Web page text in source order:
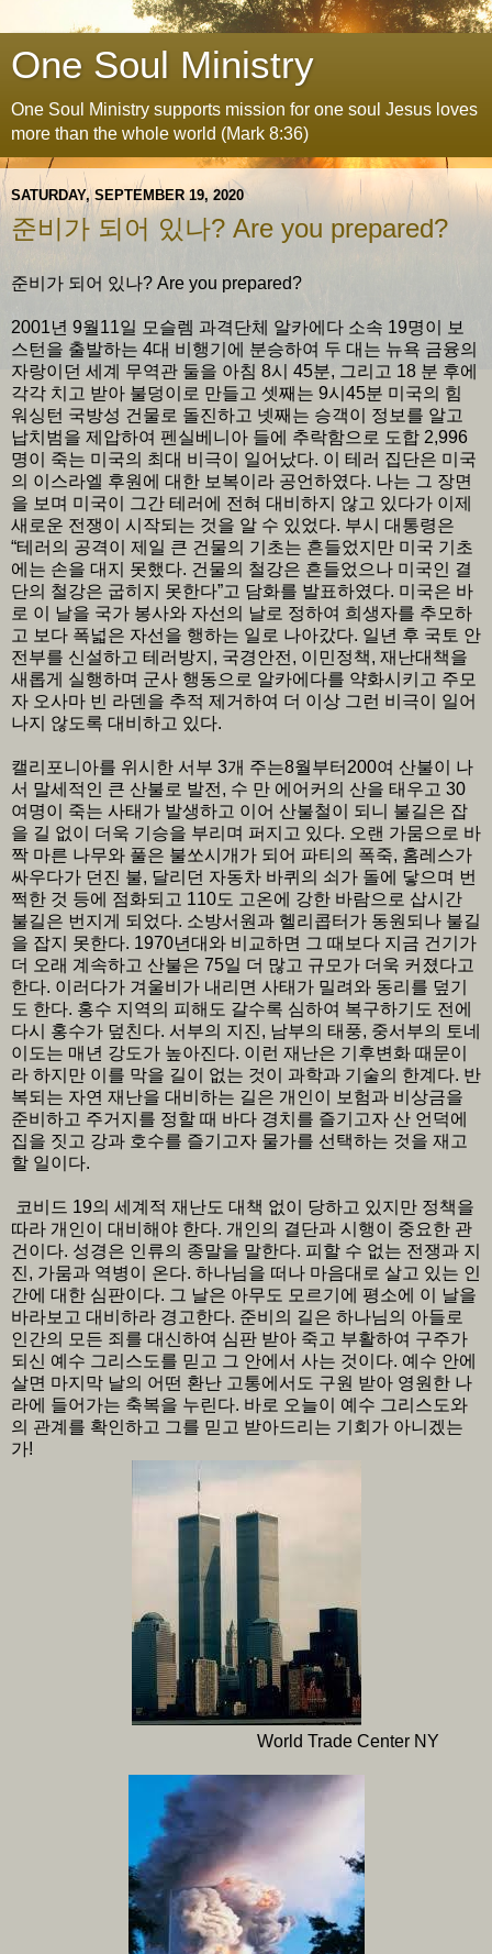
One Soul Ministry
One Soul Ministry supports mission for one soul Jesus loves
more than the whole world (Mark 8:36)
SATURDAY, SEPTEMBER 19, 2020
준비가 되어 있나? Are you prepared?
준비가 되어 있나? Are you prepared?
2001년 9월11일 모슬렘 과격단체 알카에다 소속 19명이 보
스턴을 출발하는 4대 비행기에 분승하여 두 대는 뉴욕 금융의
자랑이던 세계 무역관 둘을 아침 8시 45분, 그리고 18 분 후에
각각 치고 받아 불덩이로 만들고 셋째는 9시45분 미국의 힘
워싱턴 국방성 건물로 돌진하고 넷째는 승객이 정보를 알고
납치범을 제압하여 펜실베니아 들에 추락함으로 도합 2,996
명이 죽는 미국의 최대 비극이 일어났다. 이 테러 집단은 미국
의 이스라엘 후원에 대한 보복이라 공언하였다. 나는 그 장면
을 보며 미국이 그간 테러에 전혀 대비하지 않고 있다가 이제
새로운 전쟁이 시작되는 것을 알 수 있었다. 부시 대통령은
“테러의 공격이 제일 큰 건물의 기초는 흔들었지만 미국 기초
에는 손을 대지 못했다. 건물의 철강은 흔들었으나 미국인 결
단의 철강은 굽히지 못한다”고 담화를 발표하였다. 미국은 바
로 이 날을 국가 봉사와 자선의 날로 정하여 희생자를 추모하
고 보다 폭넓은 자선을 행하는 일로 나아갔다. 일년 후 국토 안
전부를 신설하고 테러방지, 국경안전, 이민정책, 재난대책을
새롭게 실행하며 군사 행동으로 알카에다를 약화시키고 주모
자 오사마 빈 라덴을 추적 제거하여 더 이상 그런 비극이 일어
나지 않도록 대비하고 있다.
캘리포니아를 위시한 서부 3개 주는8월부터200여 산불이 나
서 말세적인 큰 산불로 발전, 수 만 에어커의 산을 태우고 30
여명이 죽는 사태가 발생하고 이어 산불철이 되니 불길은 잡
을 길 없이 더욱 기승을 부리며 퍼지고 있다. 오랜 가뭄으로 바
짝 마른 나무와 풀은 불쏘시개가 되어 파티의 폭죽, 홈레스가
싸우다가 던진 불, 달리던 자동차 바퀴의 쇠가 돌에 닿으며 번
쩍한 것 등에 점화되고 110도 고온에 강한 바람으로 삽시간
불길은 번지게 되었다. 소방서원과 헬리콥터가 동원되나 불길
을 잡지 못한다. 1970년대와 비교하면 그 때보다 지금 건기가
더 오래 계속하고 산불은 75일 더 많고 규모가 더욱 커졌다고
한다. 이러다가 겨울비가 내리면 사태가 밀려와 동리를 덮기
도 한다. 홍수 지역의 피해도 갈수록 심하여 복구하기도 전에
다시 홍수가 덮친다. 서부의 지진, 남부의 태풍, 중서부의 토네
이도는 매년 강도가 높아진다. 이런 재난은 기후변화 때문이
라 하지만 이를 막을 길이 없는 것이 과학과 기술의 한계다. 반
복되는 자연 재난을 대비하는 길은 개인이 보험과 비상금을
준비하고 주거지를 정할 때 바다 경치를 즐기고자 산 언덕에
집을 짓고 강과 호수를 즐기고자 물가를 선택하는 것을 재고
할 일이다.
코비드 19의 세계적 재난도 대책 없이 당하고 있지만 정책을
따라 개인이 대비해야 한다. 개인의 결단과 시행이 중요한 관
건이다. 성경은 인류의 종말을 말한다. 피할 수 없는 전쟁과 지
진, 가뭄과 역병이 온다. 하나님을 떠나 마음대로 살고 있는 인
간에 대한 심판이다. 그 날은 아무도 모르기에 평소에 이 날을
바라보고 대비하라 경고한다. 준비의 길은 하나님의 아들로
인간의 모든 죄를 대신하여 심판 받아 죽고 부활하여 구주가
되신 예수 그리스도를 믿고 그 안에서 사는 것이다. 예수 안에
살면 마지막 날의 어떤 환난 고통에서도 구원 받아 영원한 나
라에 들어가는 축복을 누린다. 바로 오늘이 예수 그리스도와
의 관계를 확인하고 그를 믿고 받아드리는 기회가 아니겠는
가!
World Trade Center NY